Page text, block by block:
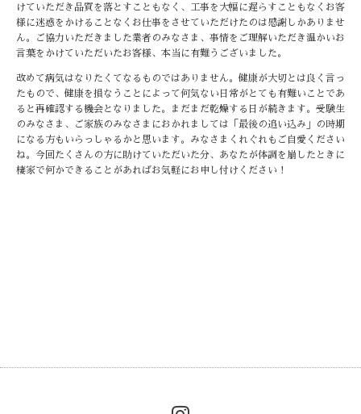
けていただき品質を落とすこともなく、工事を大幅に遅らすこともなくお客
様に迷惑をかけることなくお仕事をさせていただけたのは感謝しかありませ
ん。ご協力いただきました業者のみなさま、事情をご理解いただき温かいお
言葉をかけていただいたお客様、本当に有難うございました。
改めて病気はなりたくてなるものではありません。健康が大切とは良く言っ
たもので、健康を損なうことによって何気ない日常がとても有難いことであ
ると再確認する機会となりました。まだまだ乾燥する日が続きます。受験生
のみなさま、ご家族のみなさまにおかれましては「最後の追い込み」の時期
になる方もいらっしゃるかと思います。みなさまくれぐれもご自愛ください
ね。今回たくさんの方に助けていただいた分、あなたが体調を崩したときに
棲家で何かできることがあればお気軽にお申し付けください！